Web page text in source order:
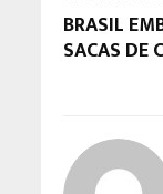
BRASIL
SACAS DE